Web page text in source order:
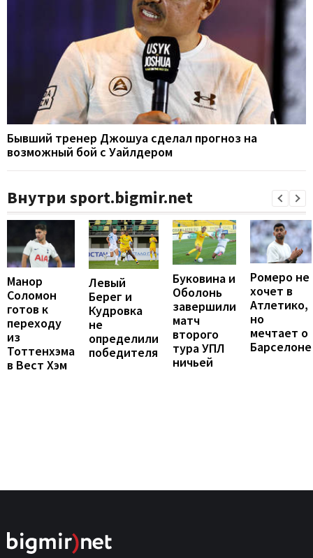
Бывший тренер Джошуа сделал прогноз на
возможный бой с Уайлдером
Внутри sport.bigmir.net
Манор
Соломон
готов к
переходу
из
Тоттенхэма
в Вест Хэм
Левый
Берег и
Кудровка
не
определили
победителя
Буковина и
Оболонь
завершили
матч
второго
тура УПЛ
ничьей
Ромеро не
хочет в
Атлетико,
но
мечтает о
Барселоне